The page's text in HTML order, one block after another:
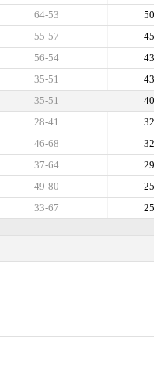
50
64-53
45
55-57
43
56-54
43
35-51
40
35-51
32
28-41
32
46-68
29
37-64
25
49-80
25
33-67